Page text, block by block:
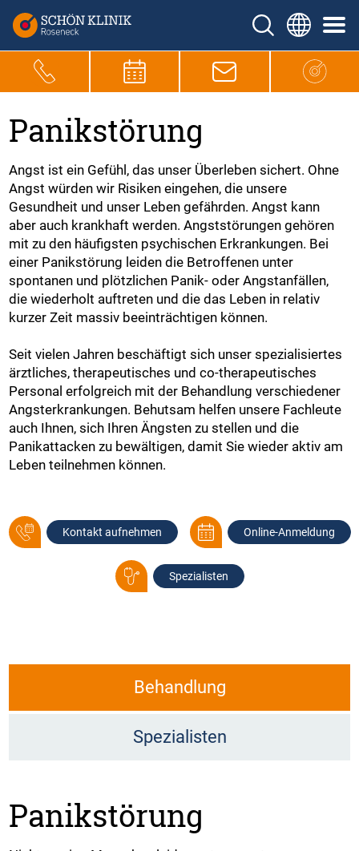
Panikstörung
Angst ist ein Gefühl, das unser Überleben sichert. Ohne
Angst würden wir Risiken eingehen, die unsere
Gesundheit und unser Leben gefährden. Angst kann
aber auch krankhaft werden. Angststörungen gehören
mit zu den häufigsten psychischen Erkrankungen. Bei
einer Panikstörung leiden die Betroffenen unter
spontanen und plötzlichen Panik- oder Angstanfällen,
die wiederholt auftreten und die das Leben in relativ
kurzer Zeit massiv beeinträchtigen können.
Seit vielen Jahren beschäftigt sich unser spezialisiertes
ärztliches, therapeutisches und co‑therapeutisches
Personal erfolgreich mit der Behandlung verschiedener
Angsterkrankungen. Behutsam helfen unsere Fachleute
auch Ihnen, sich Ihren Ängsten zu stellen und die
Panikattacken zu bewältigen, damit Sie wieder aktiv am
Leben teilnehmen können.
Kontakt aufnehmen Online-Anmeldung
Spezialisten
Behandlung
Spezialisten
Panikstörung